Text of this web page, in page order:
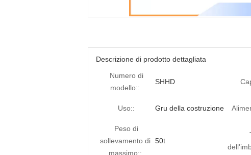
Descrizione di prodotto dettagliata
Numero di
modello::
SHHD
Uso:: Gru della costruzione
Peso di
sollevamento di
massimo::
50t